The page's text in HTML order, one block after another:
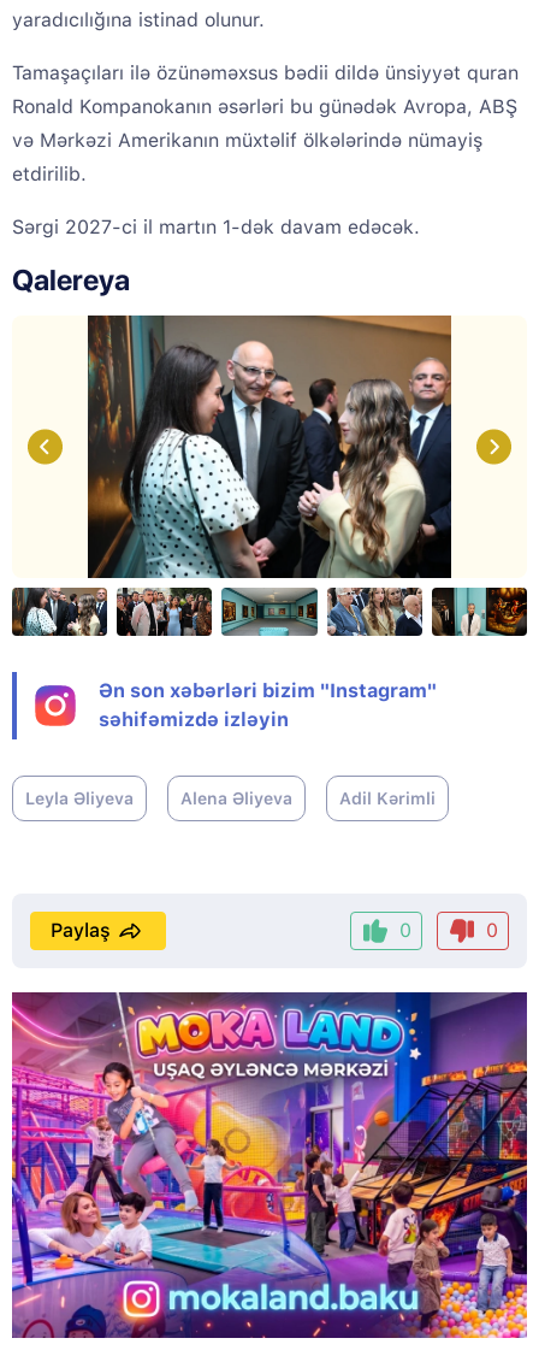
yaradıcılığına istinad olunur.
Tamaşaçıları ilə özünəməxsus bədii dildə ünsiyyət quran
Ronald Kompanokanın əsərləri bu günədək Avropa, ABŞ
və Mərkəzi Amerikanın müxtəlif ölkələrində nümayiş
etdirilib.
Sərgi 2027-ci il martın 1-dək davam edəcək.
Qalereya
Ən son xəbərləri bizim "Instagram"
səhifəmizdə izləyin
Leyla Əliyeva Alena Əliyeva Adil Kərimli
0 0
Paylaş